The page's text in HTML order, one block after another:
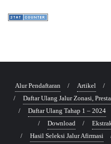
Alur Pendaftaran Artikel
Daftar Ulang Jalur Zonasi,
Daftar Ulang Tahap 1 – 2024
Download
Hasil Seleksi Jalur Afirmasi